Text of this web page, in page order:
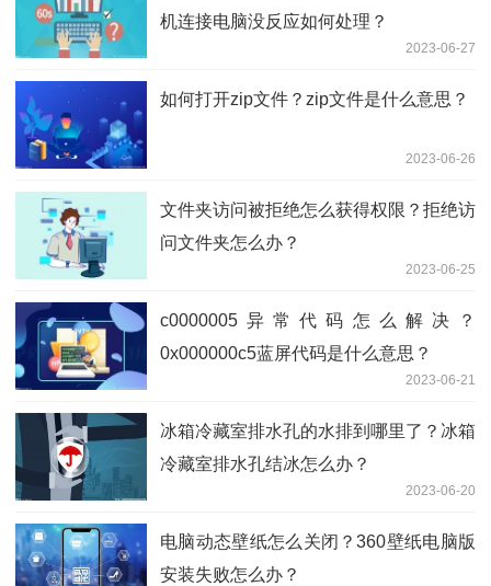
机连接电脑没反应如何处理？
2023-06-27
如何打开zip文件？zip文件是什么意思？
2023-06-26
文件夹访问被拒绝怎么获得权限？拒绝访
问文件夹怎么办？
2023-06-25
c0000005异常代码怎么解决？
0x000000c5蓝屏代码是什么意思？
2023-06-21
冰箱冷藏室排水孔的水排到哪里了？冰箱
冷藏室排水孔结冰怎么办？
2023-06-20
电脑动态壁纸怎么关闭？360壁纸电脑版
安装失败怎么办？